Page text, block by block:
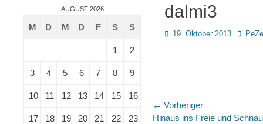
dalmi3
Posted
19. Oktober 2013 AutorPeZe
← Vorheriger
Vorheriger
Hinaus ins Freie und
AUGUST 2026
M D M D F S S
1 2
3 4 5 6 7 8 9
10 11 12 13 14 15 16
17 18 19 20 21 22 23